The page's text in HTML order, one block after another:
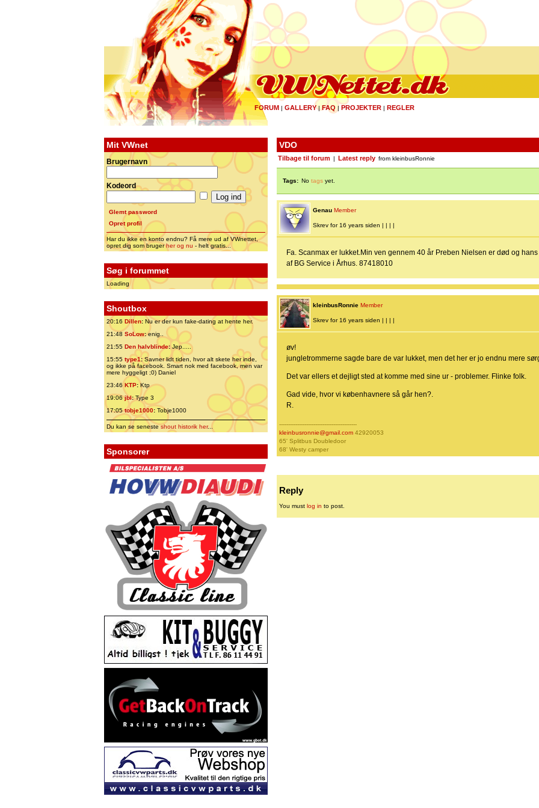
FORUM | GALLERY|FAQ | PROJEKTER | REGLER
Mit VWnet
Brugernavn
Kodeord
Glemt password
Opret profil
Har du ikke en konto endnu? Få mere ud af VWnettet,
opret dig som brugerher og nu - helt gratis...
Søg i forummet
Loading
Shoutbox
20:16 Dillen: Nu er der kun fake-dating at hente her.
21:48 SoLow:enig..
21:55 Den halvblinde:Jep.....
15:55 type1:Savner lidt tiden, hvor alt skete her inde,
og ikke på facebook. Smart nok med facebook, men var
mere hyggeligt ;0) Daniel
23:46 KTP:Ktp
19:06jbl:Type 3
17:05tobje1000: Tobje1000
Du kan se senesteshout historik her...
Sponsorer
VDO
Tilbage til forum Latest reply from kleinbusRonnie
Tags: No tags yet.
Genau Member
Skrev for 16 years siden | | | |
Fa. Scanmax er lukket.Min ven gennem 40 år Preben Nielsen er død og
af BG Service i Århus. 87418010
kleinbusRonnie Member
Skrev for 16 years siden | | | |
øv!
jungletrommerne sagde bare de var lukket, men det her er jo endnu mere
Det var ellers et dejligt sted at komme med sine ur - problemer. Flinke folk.
Gad vide, hvor vi københavnere så går hen?.
R.
-------------------------------------------
kleinbusronnie@gmail.com 42920053
65' Splitbus Doubledoor
68' Westy camper
Reply
You must log in to post.